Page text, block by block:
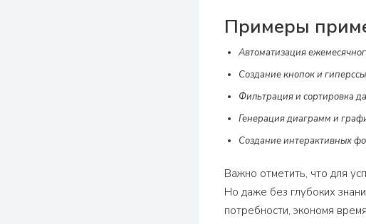
Примеры
Автоматизация
Создание кнопок и
Фильтрация и сортировка
Генерация диаграмм и
Создание интерактивных
Важно отметить, что для
Но даже без глубоких
потребности, экономя